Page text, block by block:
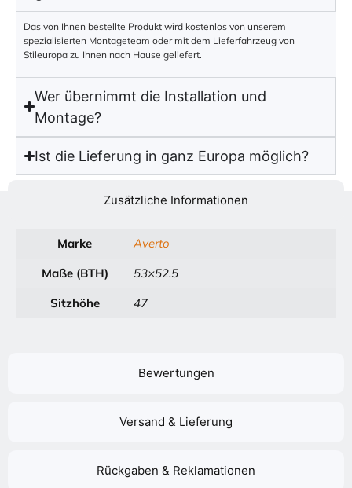
Das von Ihnen bestellte Produkt wird kostenlos von unserem
spezialisierten Montageteam oder mit dem Lieferfahrzeug von
Stileuropa zu Ihnen nach Hause geliefert.
Wer übernimmt die Installation und
Montage?
Ist die Lieferung in ganz Europa möglich?
Zusätzliche Informationen
Bewertungen
Versand & Lieferung
Rückgaben & Reklamationen
Marke
Averto
Maße (BTH)
53×52.5
Sitzhöhe
47